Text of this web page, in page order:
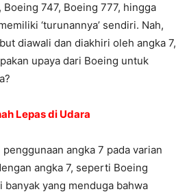
747, Boeing 777, hingga
‘turunannya’ sendiri. Nah,
diawali dan diakhiri oleh angka 7,
upaya dari Boeing untuk
Lepas di Udara
angka 7 pada varian
angka 7, seperti Boeing
yang menduga bahwa